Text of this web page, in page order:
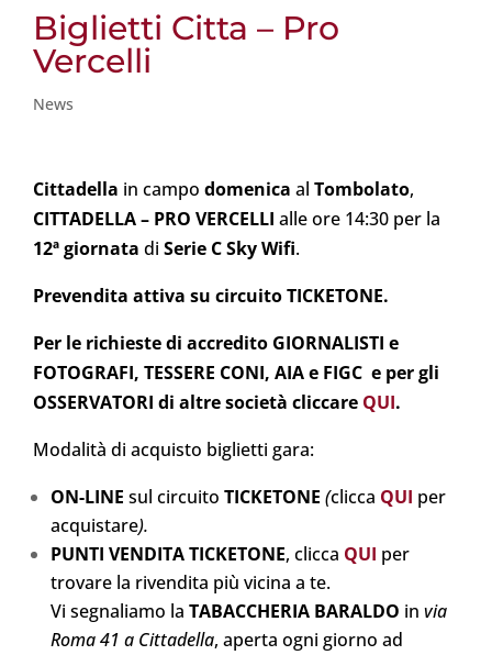
Biglietti Citta – Pro
Vercelli
News
Cittadella in campo domenica al Tombolato,
CITTADELLA – PRO VERCELLI alle ore 14:30 per la
12ª giornata di Serie C Sky Wifi.
Prevendita attiva su circuito TICKETONE.
Per le richieste di accredito GIORNALISTI e
FOTOGRAFI, TESSERE CONI, AIA e FIGC e per gli
OSSERVATORI di altre società cliccare QUI.
Modalità di acquisto biglietti gara:
ON-LINE sul circuito TICKETONE (clicca QUI per
acquistare).
PUNTI VENDITA TICKETONE, clicca QUI per
trovare la rivendita più vicina a te.
Vi segnaliamo la TABACCHERIA BARALDO in via
Roma 41 a Cittadella, aperta ogni giorno ad